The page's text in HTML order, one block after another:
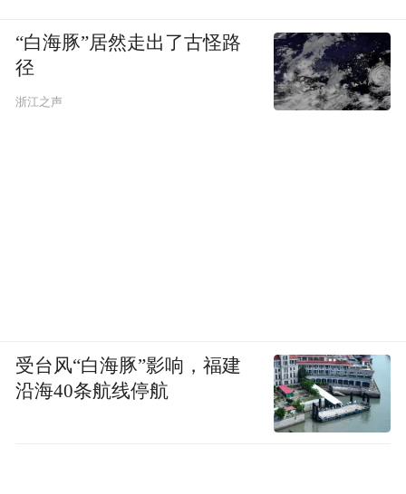
“白海豚”居然走出了古怪路
径
浙江之声
受台风“白海豚”影响，福建
沿海40条航线停航